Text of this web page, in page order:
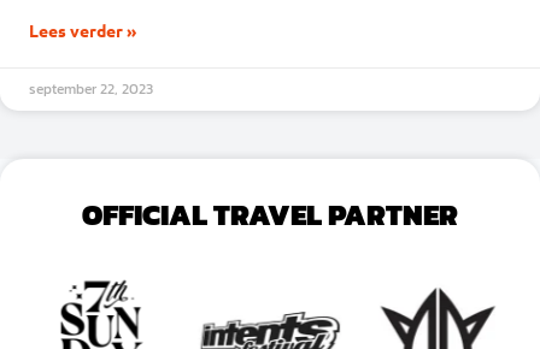
Lees verder »
september 22, 2023
OFFICIAL TRAVEL PARTNER